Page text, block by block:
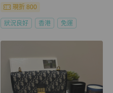
現折 800
狀況良好 香港 免運